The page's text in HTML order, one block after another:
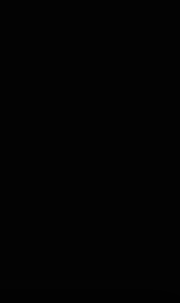
tu lista
ello.